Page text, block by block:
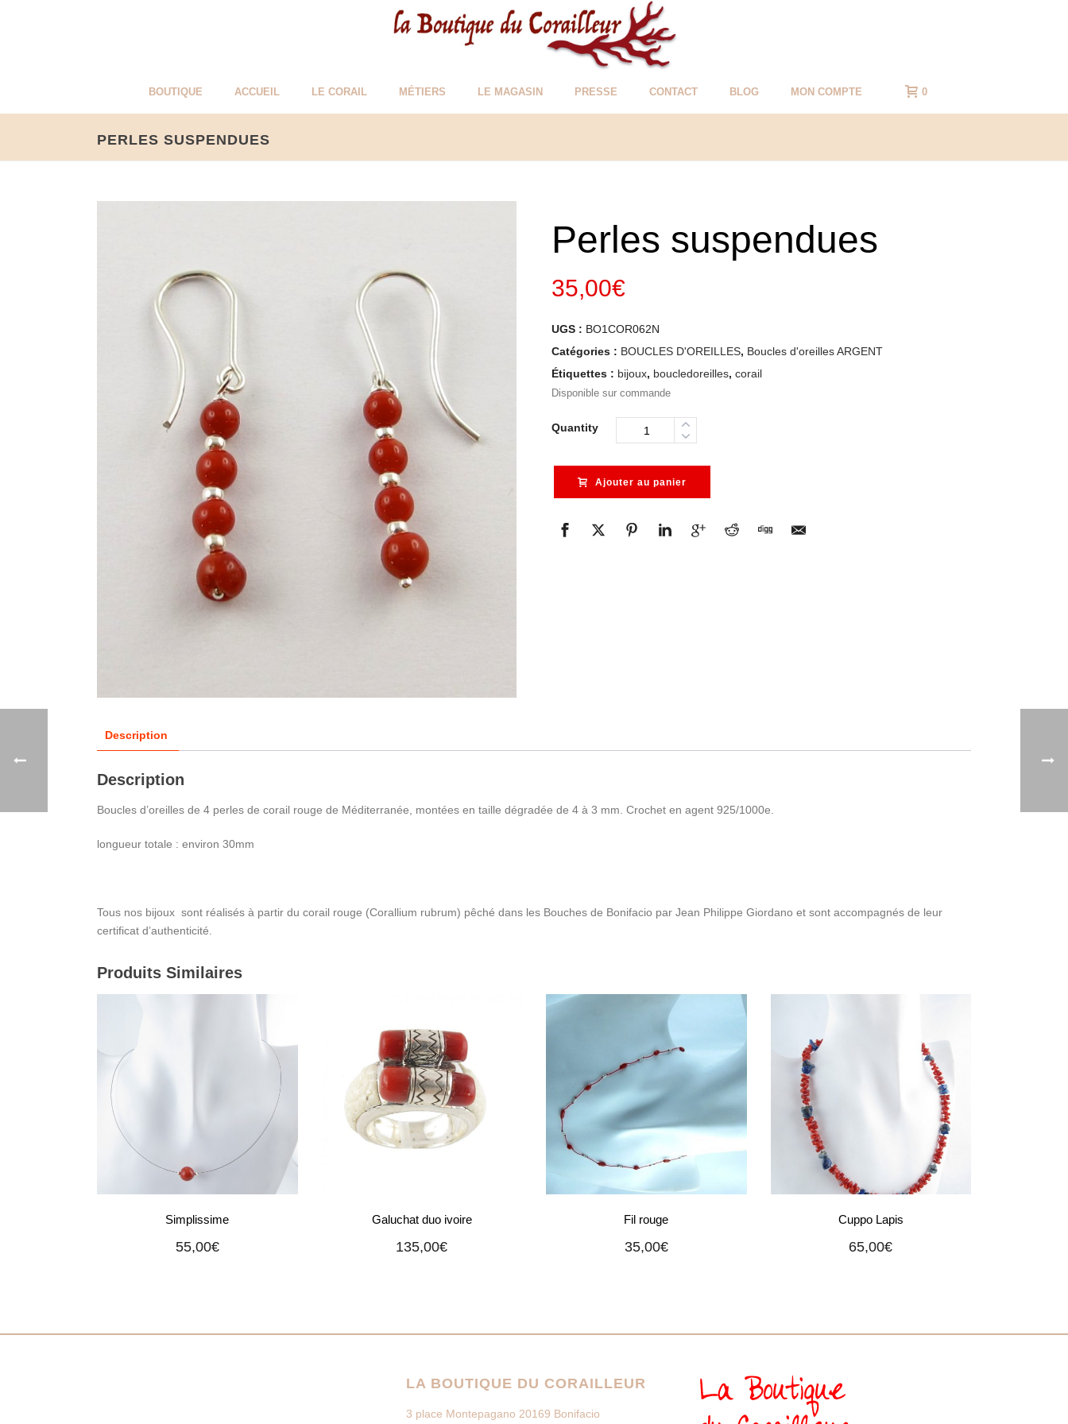
BOUTIQUE ACCUEIL LE CORAIL MÉTIERS LE MAGASIN PRESSE CONTACT BLOG MON COMPTE 0
PERLES SUSPENDUES
Perles suspendues
35,00€
UGS : BO1COR062N
Catégories : BOUCLES D'OREILLES, Boucles d'oreilles ARGENT
Étiquettes : bijoux, boucledoreilles, corail
Disponible sur commande
Quantity
Ajouter au panier
Description
Description
Boucles d’oreilles de 4 perles de corail rouge de Méditerranée, montées en taille dégradée de 4 à 3 mm. Crochet en agent 925/1000e.
longueur totale : environ 30mm
Tous nos bijoux sont réalisés à partir du corail rouge (Corallium rubrum) pêché dans les Bouches de Bonifacio par Jean Philippe Giordano et sont accompagnés de leur
certificat d’authenticité.
Produits Similaires
Simplissime
55,00€
Galuchat duo ivoire
135,00€
Fil rouge
35,00€
Cuppo Lapis
65,00€
LA BOUTIQUE DU CORAILLEUR
3 place Montepagano 20169 Bonifacio